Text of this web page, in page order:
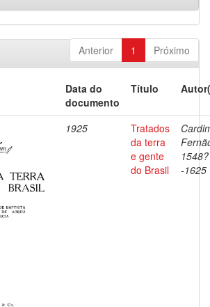
Anterior 1 Próximo
Data do
documento
Título
1925
Tratados
da terra
e gente
do Brasil
1548?
-1625